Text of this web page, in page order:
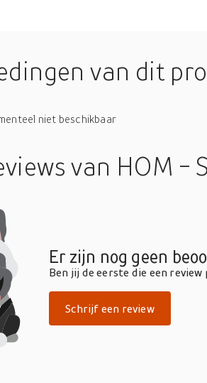
van dit
niet beschikbaar
van HOM -
Er zijn nog geen
Ben jij de eerste die een
Schrijf een review